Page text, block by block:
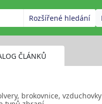
Rozšířené hledání
ČLÁNKŮ
brokovnice, vzduchovky